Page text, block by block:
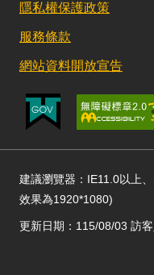
隱私權保護政策
服務條款
網站資料開放宣告
建議瀏覽器：IE11.0以上
效果為1920*1080)
更新日期：115/08/03 訪